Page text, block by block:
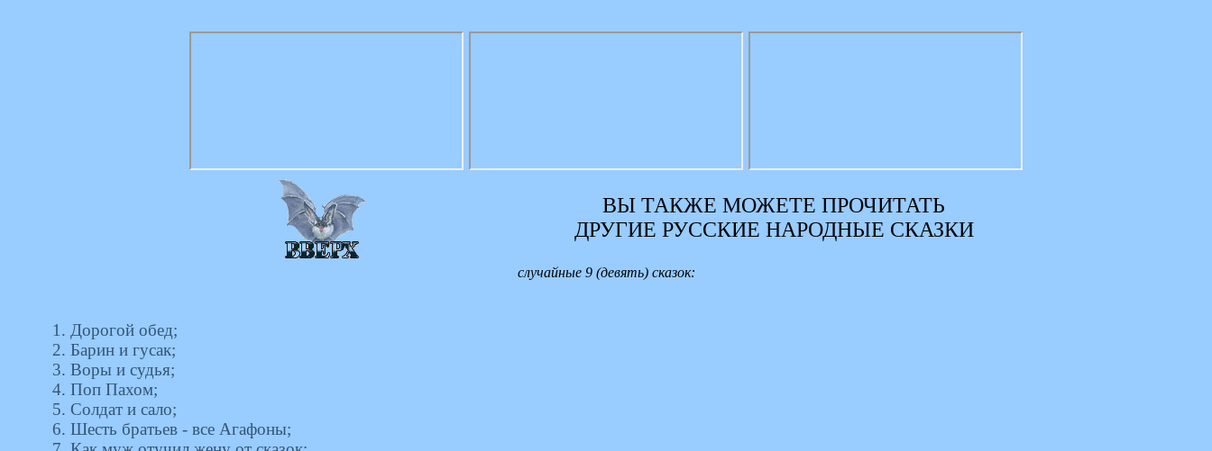
ВЫ ТАКЖЕ МОЖЕТЕ ПРОЧИТАТЬ
ДРУГИЕ РУССКИЕ НАРОДНЫЕ СКАЗКИ
случайные 9 (девять) сказок:
1. Дорогой обед;
2. Барин и гусак;
3. Воры и судья;
4. Поп Пахом;
5. Солдат и сало;
6. Шесть братьев - все Агафоны;